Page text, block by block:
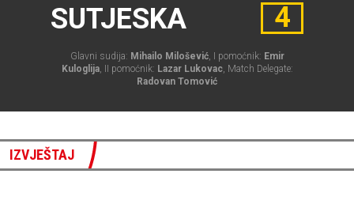
SUTJESKA
4
Glavni sudija: Mihailo Milošević, I pomoćnik: Emir
Kuloglija, II pomoćnik: Lazar Lukovac, Match Delegate:
Radovan Tomović
IZVJEŠTAJ